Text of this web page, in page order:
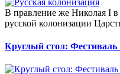
В правление же Николая I
русской колонизации
Круглый стол: Фестиваль